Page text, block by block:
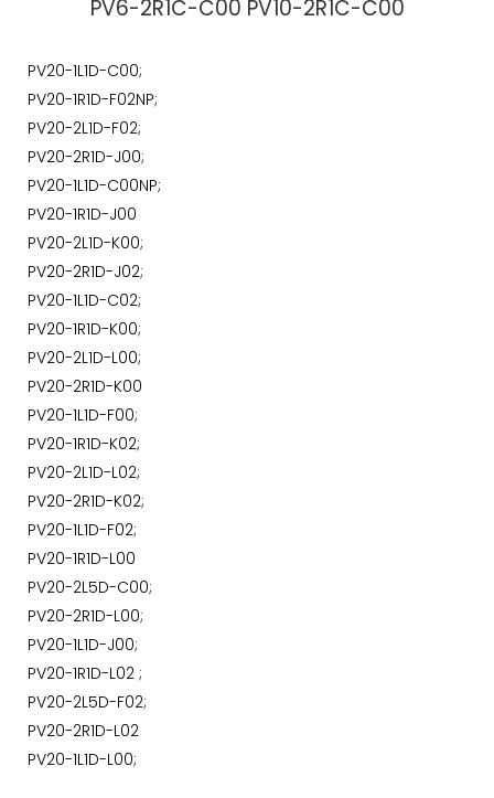
PV6-2R1C-C00 PV10-2R1C-C00
PV20-1L1D-C00;
PV20-1R1D-F02NP;
PV20-2L1D-F02;
PV20-2R1D-J00;
PV20-1L1D-C00NP;
PV20-1R1D-J00
PV20-2L1D-K00;
PV20-2R1D-J02;
PV20-1L1D-C02;
PV20-1R1D-K00;
PV20-2L1D-L00;
PV20-2R1D-K00
PV20-1L1D-F00;
PV20-1R1D-K02;
PV20-2L1D-L02;
PV20-2R1D-K02;
PV20-1L1D-F02;
PV20-1R1D-L00
PV20-2L5D-C00;
PV20-2R1D-L00;
PV20-1L1D-J00;
PV20-1R1D-L02 ;
PV20-2L5D-F02;
PV20-2R1D-L02
PV20-1L1D-L00;